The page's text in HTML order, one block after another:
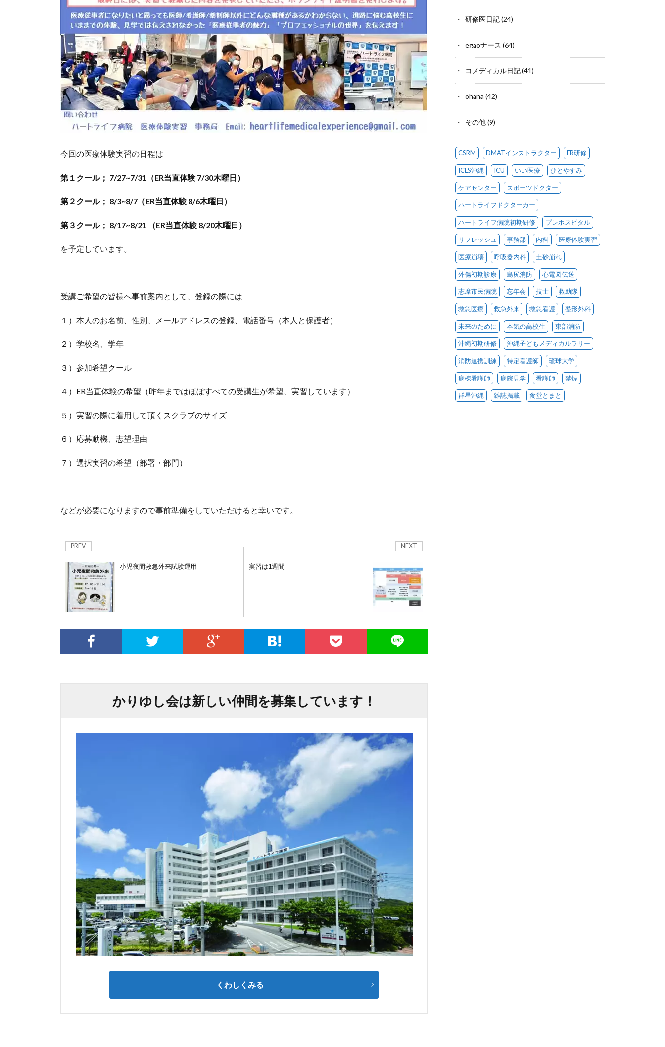
今回の医療体験実習の日程は
第１クール； 7/27~7/31（ER当直体験 7/30木曜日）
第２クール； 8/3~8/7（ER当直体験 8/6木曜日）
第３クール； 8/17~8/21 （ER当直体験 8/20木曜日）
を予定しています。
受講ご希望の皆様へ事前案内として、登録の際には
１）本人のお名前、性別、メールアドレスの登録、電話番号（本人と保護者）
２）学校名、学年
３）参加希望クール
４）ER当直体験の希望（昨年まではほぼすべての受講生が希望、実習しています）
５）実習の際に着用して頂くスクラブのサイズ
６）応募動機、志望理由
７）選択実習の希望（部署・部門）
などが必要になりますので事前準備をしていただけると幸いです。
PREV
小児夜間救急外来試験運用
NEXT
実習は1週間
かりゆし会は新しい仲間を募集しています！
くわしくみる
研修医日記(24)
egaoナース (64)
コメディカル日記(41)
ohana (42)
その他(9)
CSRM DMATインストラクター ER研修
ICLS沖縄 ICU いい医療 ひとやすみ
ケアセンター スポーツドクター
ハートライフドクターカー
ハートライフ病院初期研修 プレホスピタル
リフレッシュ 事務部 内科 医療体験実習
医療崩壊 呼吸器内科 土砂崩れ
外傷初期診療 島尻消防 心電図伝送
志摩市民病院 忘年会 技士 救助隊
救急医療 救急外来 救急看護 整形外科
未来のために 本気の高校生 東部消防
沖縄初期研修 沖縄子どもメディカルラリー
消防連携訓練 特定看護師 琉球大学
病棟看護師 病院見学 看護師 禁煙
群星沖縄 雑誌掲載 食堂とまと